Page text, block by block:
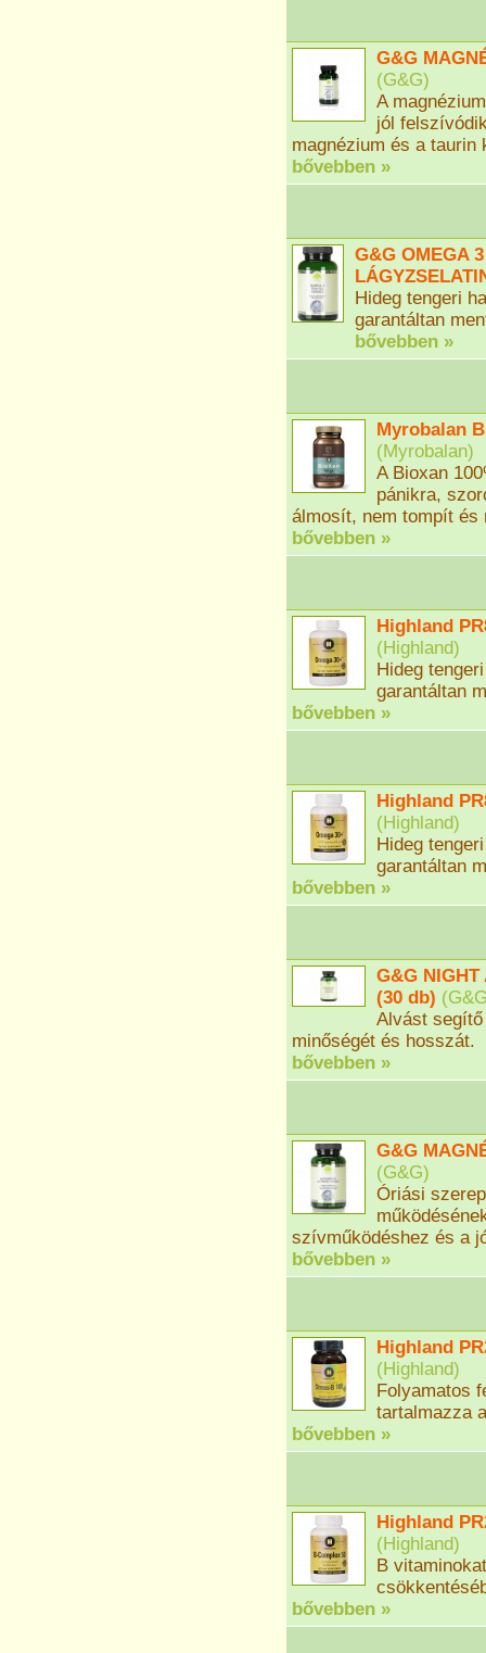
G&G
(G&G)
A
jól
magnézium és a taurin
bővebben »
G&G OMEGA
Hideg tengeri
garantáltan
bővebben »
Myrobalan
(Myrobalan)
A Bioxan
pánikra,
álmosít, nem tompít és
bővebben »
Highland
(Highland)
Hideg
garantáltan
bővebben »
Highland
(Highland)
Hideg
garantáltan
bővebben »
G&G NIGHT
(30 db) (
Alvást
minőségét és hosszát.
bővebben »
G&G
(G&G)
Óriási
szívműködéshez és a
bővebben »
Highland
(Highland)
Folyamatos
tartalmazza
bővebben »
Highland
(Highland)
B
bővebben »